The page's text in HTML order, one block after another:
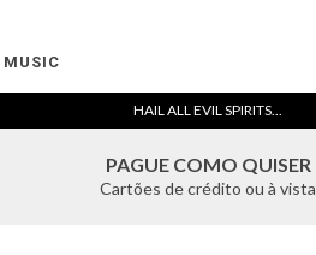
MUSIC
HAIL ALL EVIL SPIRITS...
PAGUE COMO QUISER
Cartões de crédito ou à vista